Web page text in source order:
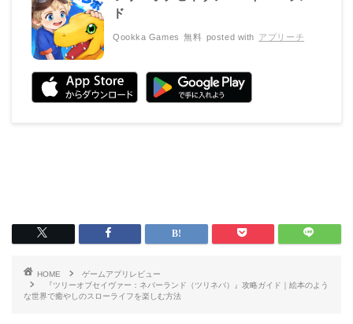
ド
Qookka Games 無料 posted with アプリーチ
HOME
ゲームアプリレビュー
『ツリーオブセイヴァー：ネバーランド（ツリネバ）』攻略ガイド｜絵本のよう
な世界で癒やしのスローライフを楽しむ方法